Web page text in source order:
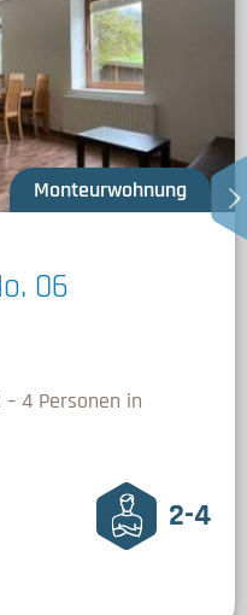
Monteurwohnung
06
4 Personen in
2-4